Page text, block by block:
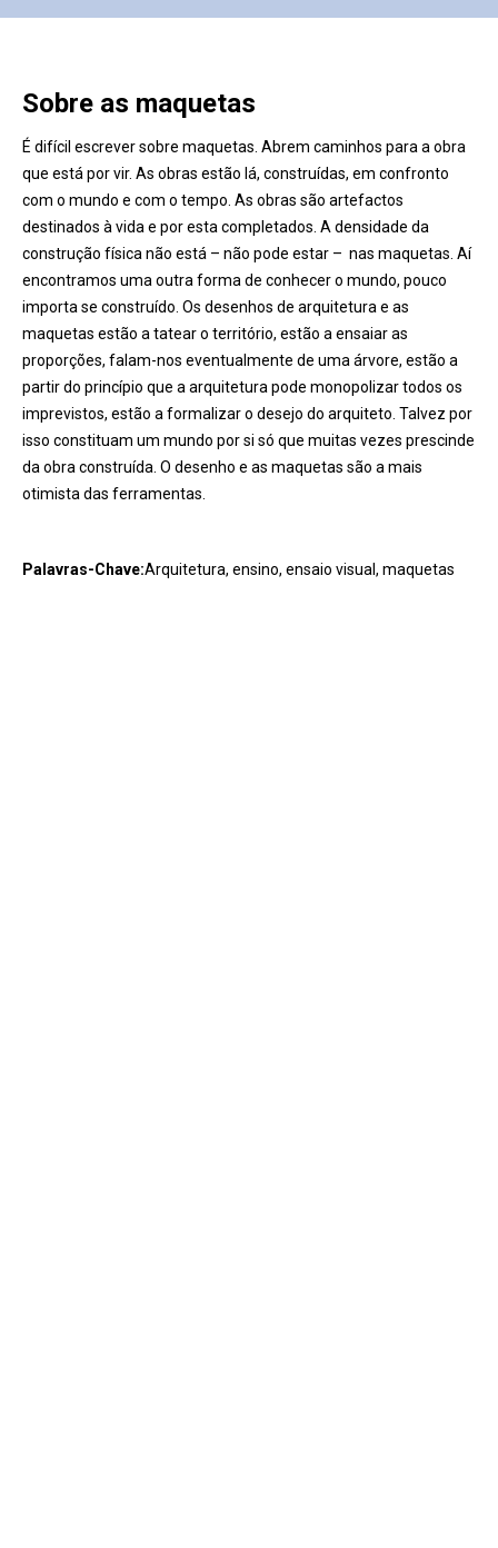
Sobre as maquetas
É difícil escrever sobre maquetas. Abrem caminhos para a obra
que está por vir. As obras estão lá, construídas, em confronto
com o mundo e com o tempo. As obras são artefactos
destinados à vida e por esta completados. A densidade da
construção física não está – não pode estar – nas maquetas. Aí
encontramos uma outra forma de conhecer o mundo, pouco
importa se construído. Os desenhos de arquitetura e as
maquetas estão a tatear o território, estão a ensaiar as
proporções, falam-nos eventualmente de uma árvore, estão a
partir do princípio que a arquitetura pode monopolizar todos os
imprevistos, estão a formalizar o desejo do arquiteto. Talvez por
isso constituam um mundo por si só que muitas vezes prescinde
da obra construída. O desenho e as maquetas são a mais
otimista das ferramentas.
Palavras-Chave:Arquitetura, ensino, ensaio visual, maquetas